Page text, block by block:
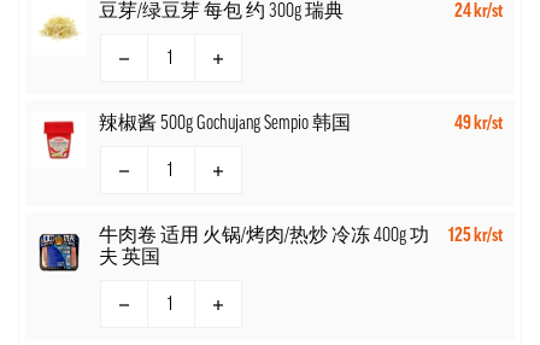
豆芽/绿豆芽 每包 约 300g 瑞典 24 kr/st
辣椒酱 500g Gochujang Sempio 韩国 49 kr/st
牛肉卷 适用 火锅/烤肉/热炒 冷冻 400g 功
夫 英国
125 kr/st